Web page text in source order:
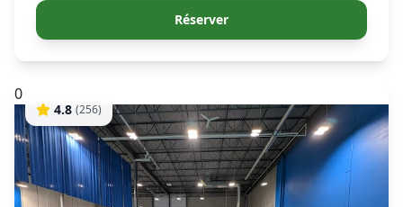
Réserver
0
4.8 (256)